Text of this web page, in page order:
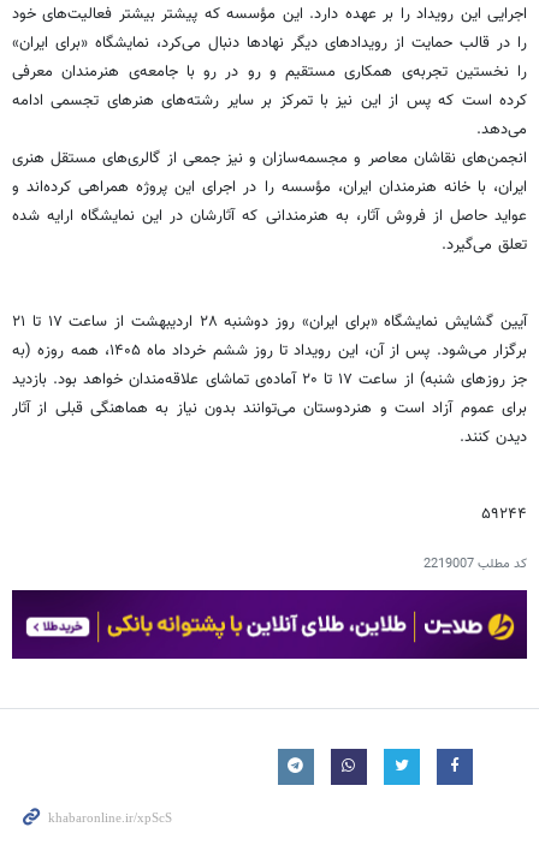
اجرایی این رویداد را بر عهده دارد. این مؤسسه که پیشتر بیشتر فعالیت‌های خود
را در قالب حمایت از رویدادهای دیگر نهادها دنبال می‌کرد، نمایشگاه «برای ایران»
را نخستین تجربه‌ی همکاری مستقیم و رو در رو با جامعه‌ی هنرمندان معرفی
کرده است که پس از این نیز با تمرکز بر سایر رشته‌های هنرهای تجسمی ادامه
می‌دهد.
انجمن‌های نقاشان معاصر و مجسمه‌سازان و نیز جمعی از گالری‌های مستقل هنری
ایران، با خانه هنرمندان ایران، مؤسسه را در اجرای این پروژه همراهی کرده‌اند و
عواید حاصل از فروش آثار، به هنرمندانی که آثارشان در این نمایشگاه ارایه شده
تعلق می‌گیرد.
آیین گشایش نمایشگاه «برای ایران» روز دوشنبه ۲۸ اردیبهشت از ساعت ۱۷ تا ۲۱
برگزار می‌شود. پس از آن، این رویداد تا روز ششم خرداد ماه ۱۴۰۵، همه روزه (به
جز روزهای شنبه) از ساعت ۱۷ تا ۲۰ آماده‌ی تماشای علاقه‌مندان خواهد بود. بازدید
برای عموم آزاد است و هنردوستان می‌توانند بدون نیاز به هماهنگی قبلی از آثار
دیدن کنند.
۵۹۲۴۴
کد مطلب2219007